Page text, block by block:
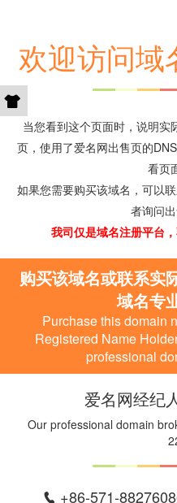
欢迎访问域
当您看到这个页面时，说明
页，使用了爱名网出售页的
看页
如果您需要购买该域名，可以
者询问出
我司仅是域名注册平台
购买该域名或联系实
域名专
Purchase this domain
Registered Name
professional
爱名网经纪
Our professional domain
+86-571-